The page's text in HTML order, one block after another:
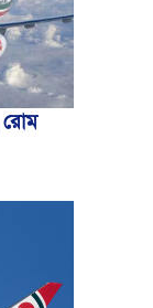
রোম